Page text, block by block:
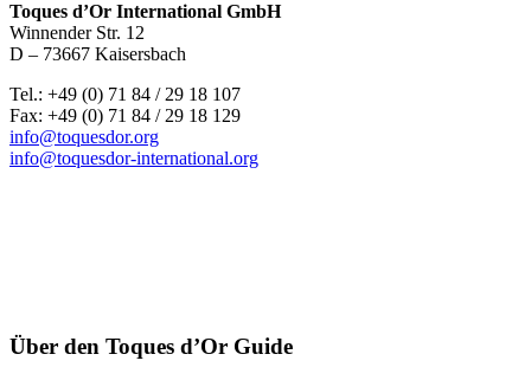
Toques d’Or International GmbH
Winnender Str. 12
D – 73667 Kaisersbach
Tel.: +49 (0) 71 84 / 29 18 107
Fax: +49 (0) 71 84 / 29 18 129
info@toquesdor.org
info@toquesdor-international.org
Über den Toques d’Or Guide